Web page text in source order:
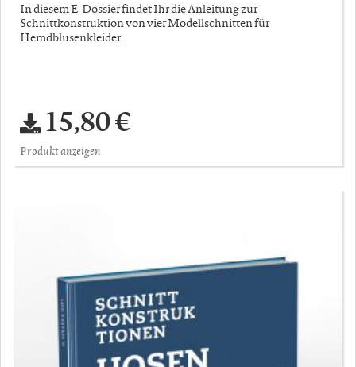
In diesem E-Dossier findet Ihr die Anleitung zur
Schnittkonstruktion von vier Modellschnitten für
Hemdblusenkleider.
15,80 €
Produkt anzeigen